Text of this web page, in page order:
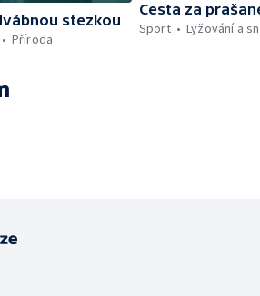
stezkou
Příroda
Cesta za
Sport
Lyžování a